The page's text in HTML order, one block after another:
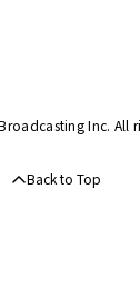
Inc. All
Back to Top